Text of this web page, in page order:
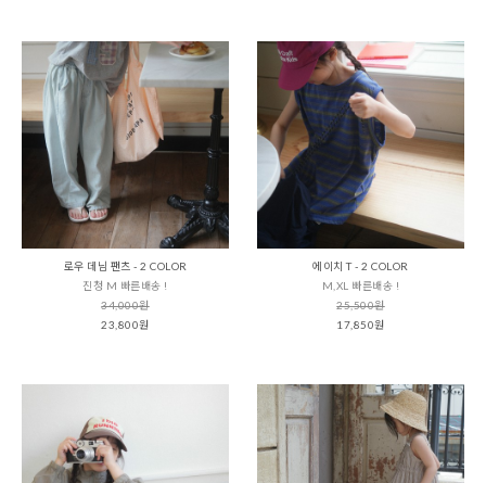
로우 데님 팬츠 - 2 COLOR
진청 M 빠른배송 !
34,000원
23,800원
에이치 T - 2 COLOR
M,XL 빠른배송 !
25,500원
17,850원